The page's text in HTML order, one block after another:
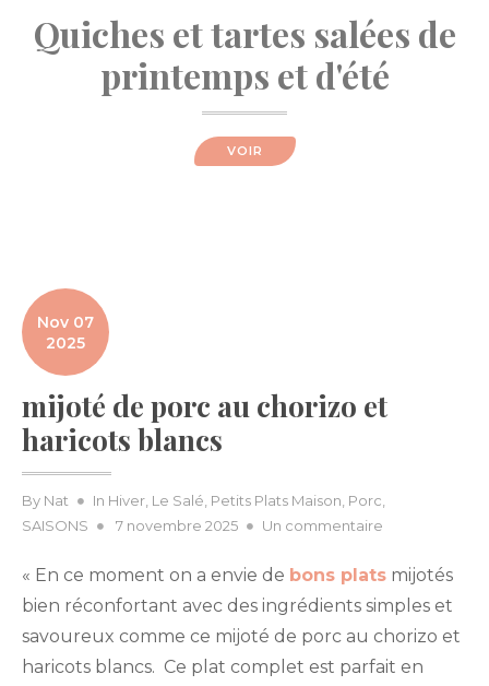
Quiches et tartes salées de
printemps et d'été
VOIR
Nov 07
2025
mijoté de porc au chorizo et
haricots blancs
By Nat In Hiver, Le Salé, Petits Plats Maison, Porc,
SAISONS
Posted
7 novembre 2025 Un commentaire
de
porc
au
et
« En ce moment on a envie de bons plats mijotés
bien réconfortant avec d es ingrédients simples et
savoureux comme ce mijoté de porc au chorizo et
haricots blancs. Ce plat complet est parfait en